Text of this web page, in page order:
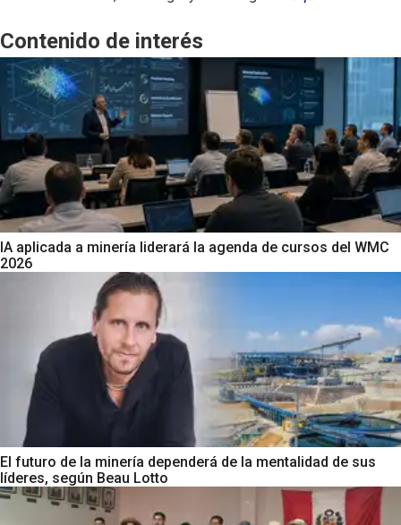
Contenido de interés
IA aplicada a minería liderará la agenda de cursos del WMC
2026
El futuro de la minería dependerá de la mentalidad de sus
líderes, según Beau Lotto